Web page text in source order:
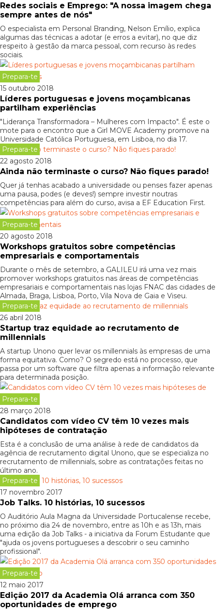
Redes sociais e Emprego: "A nossa imagem chega
sempre antes de nós"
O especialista em Personal Branding, Nelson Emílio, explica
algumas das técnicas a adotar (e erros a evitar), no que diz
respeito à gestão da marca pessoal, com recurso às redes
sociais.
Prepara-te
15 outubro 2018
Líderes portuguesas e jovens moçambicanas
partilham experiências
"Liderança Transformadora – Mulheres com Impacto". É este o
mote para o encontro que a Girl MOVE Academy promove na
Universidade Católica Portuguesa, em Lisboa, no dia 17.
Prepara-te
22 agosto 2018
Ainda não terminaste o curso? Não fiques parado!
Quer já tenhas acabado a universidade ou penses fazer apenas
uma pausa, podes (e deves!) sempre investir noutras
competências para além do curso, avisa a EF Education First.
Prepara-te
20 agosto 2018
Workshops gratuitos sobre competências
empresariais e comportamentais
Durante o mês de setembro, a GALILEU irá uma vez mais
promover workshops gratuitos nas áreas de competências
empresariais e comportamentais nas lojas FNAC das cidades de
Almada, Braga, Lisboa, Porto, Vila Nova de Gaia e Viseu.
Prepara-te
26 abril 2018
Startup traz equidade ao recrutamento de
millennials
A startup Unono quer levar os millennials às empresas de uma
forma equitativa. Como? O segredo está no processo, que
passa por um software que filtra apenas a informação relevante
para determinada posição.
Prepara-te
28 março 2018
Candidatos com vídeo CV têm 10 vezes mais
hipóteses de contratação
Esta é a conclusão de uma análise à rede de candidatos da
agência de recrutamento digital Unono, que se especializa no
recrutamento de millennials, sobre as contratações feitas no
último ano.
Prepara-te
17 novembro 2017
Job Talks. 10 histórias, 10 sucessos
O Auditório Aula Magna da Universidade Portucalense recebe,
no próximo dia 24 de novembro, entre as 10h e as 13h, mais
uma edição da Job Talks - a iniciativa da Forum Estudante que
"ajuda os jovens portugueses a descobrir o seu caminho
profissional".
Prepara-te
12 maio 2017
Edição 2017 da Academia Olá arranca com 350
oportunidades de emprego